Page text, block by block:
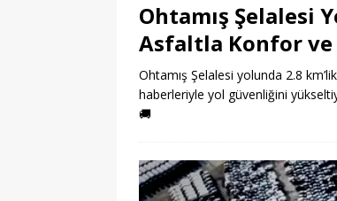
Ohtamış Şelalesi
Asfaltla Konfor
Ohtamış Şelalesi yolunda 2.8
haberleriyle yol güvenliğini
🚚